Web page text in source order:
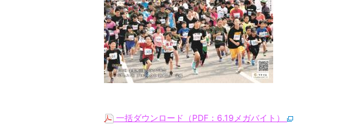
一括ダウンロード（PDF：6.19メガバイト）